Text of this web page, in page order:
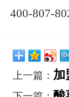
400-807-
上一篇： 加